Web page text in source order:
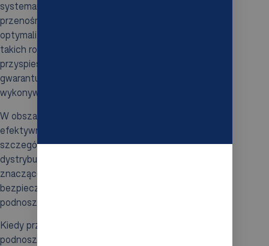
systemami transportowymi, takimi jak taśmy
przenośnikowe, zapewnia płynność pracy i
optymalizuje procesy w liniach produkcyjnych. Modele
takich robotów, jak KOCH, oferują różne funkcje, które
przyspieszają procesy pakowania, jednocześnie
gwarantując powtarzalność i dokładność w
wykonywanych zadaniach.
W obszarze
efektywne układanie produktów w pionie, co jest
szczególnie korzystne w magazynach i centrach
dystrybucyjnych. Automatyzacja tych zadań
znacząco poprawia ergonomię pracy oraz zwiększa
bezpieczeństwo, eliminując konieczność ręcznego
podnoszenia ciężkich ładunków.
Kiedy przychodzi do
podnoszą standard i skuteczność operacji, obsługując